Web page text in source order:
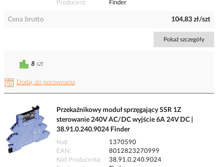
Producent
Finder
Cena brutto 104,83 zł/szt
Pokaż szczegóły
Dodaj do porównania
8 szt
Przekaźnikowy moduł sprzęgający SSR 1Z
sterowanie 240V AC/DC wyjście 6A 24V DC |
38.91.0.240.9024 Finder
Kod
1370590
EAN
8012823270999
Kod Producenta
38.91.0.240.9024